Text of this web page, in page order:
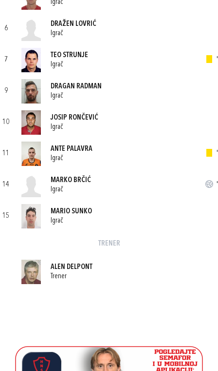
Igrač
6
DRAŽEN LOVRIĆ
Igrač
7
TEO STRUNJE
Igrač
'
9
DRAGAN RADMAN
Igrač
10
JOSIP RONČEVIĆ
Igrač
11
ANTE PALAVRA
Igrač
'
14
MARKO BRČIĆ
Igrač
'
15
MARIO SUNKO
Igrač
TRENER
ALEN DELPONT
Trener